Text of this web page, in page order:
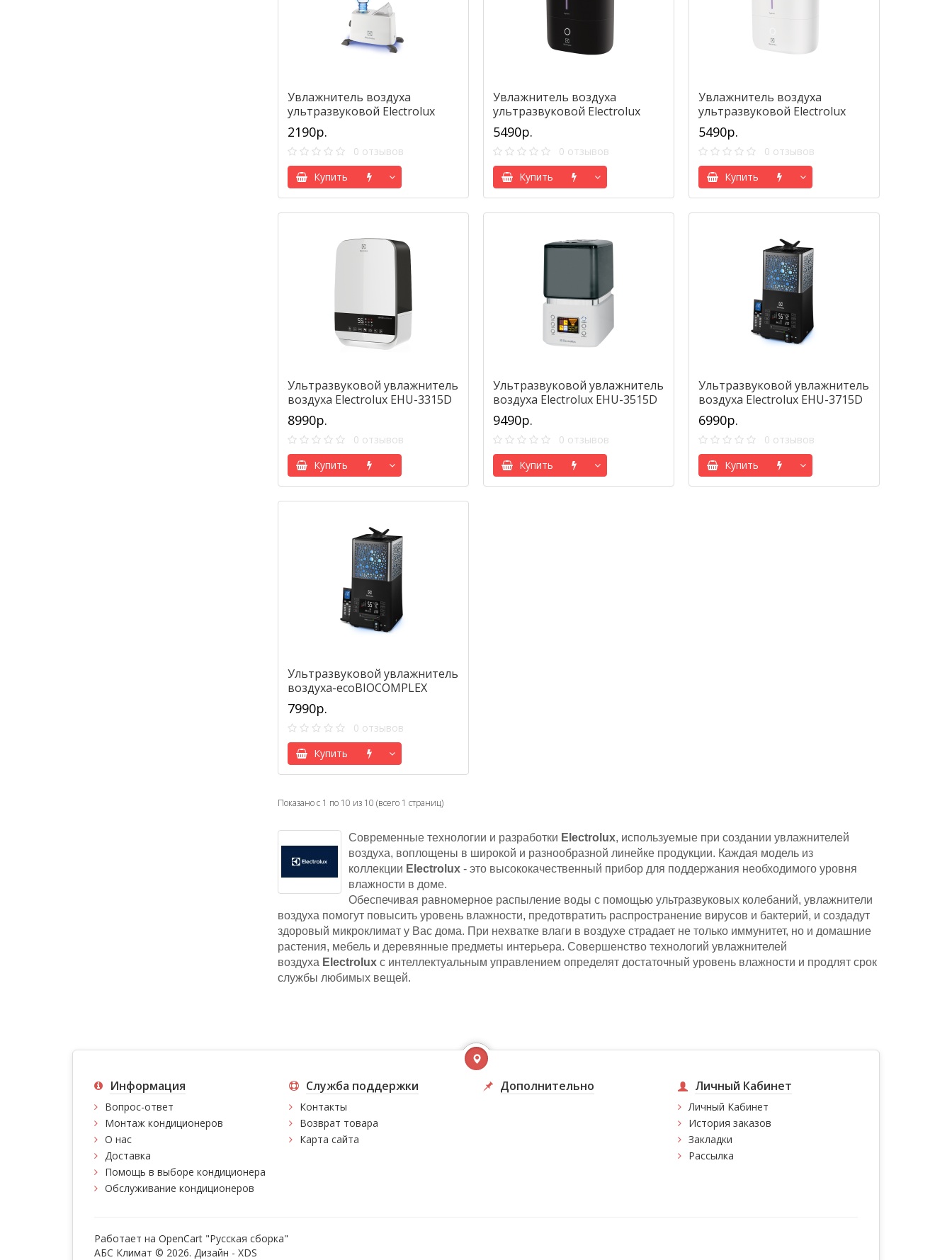
Увлажнитель воздуха
ультразвуковой Electrolux
EHU-4015 Travel
2190р.
0 отзывов
Купить
Увлажнитель воздуха
ультразвуковой Electrolux
EHU-5010D TopLine
5490р.
0 отзывов
Купить
Увлажнитель воздуха
ультразвуковой Electrolux
EHU-5015D TopLine
5490р.
0 отзывов
Купить
Ультразвуковой увлажнитель
воздуха Electrolux EHU-3315D
8990р.
0 отзывов
Купить
Ультразвуковой увлажнитель
воздуха Electrolux EHU-3515D
greywhite
9490р.
0 отзывов
Купить
Ультразвуковой увлажнитель
воздуха Electrolux EHU-3715D
6990р.
0 отзывов
Купить
Ультразвуковой увлажнитель
воздуха-ecoBIOCOMPLEX
Electrolux EHU-3810D
7990р.
0 отзывов
Купить
Показано с 1 по 10 из 10 (всего 1 страниц)
Современные технологии и разработки Electrolux, используемые при создании увлажнителей
воздуха, воплощены в широкой и разнообразной линейке продукции. Каждая модель из
коллекции Electrolux - это высококачественный прибор для поддержания необходимого уровня
влажности в доме.
Обеспечивая равномерное распыление воды с помощью ультразвуковых колебаний, увлажнители
воздуха помогут повысить уровень влажности, предотвратить распространение вирусов и бактерий, и создадут
здоровый микроклимат у Вас дома. При нехватке влаги в воздухе страдает не только иммунитет, но и домашние
растения, мебель и деревянные предметы интерьера. Совершенство технологий увлажнителей
воздуха Electrolux с интеллектуальным управлением определят достаточный уровень влажности и продлят срок
службы любимых вещей.
Информация
Вопрос-ответ
Монтаж кондиционеров
О нас
Доставка
Помощь в выборе кондиционера
Обслуживание кондиционеров
Служба поддержки
Контакты
Возврат товара
Карта сайта
Дополнительно Личный Кабинет
Личный Кабинет
История заказов
Закладки
Рассылка
Работает на OpenCart "Русская сборка"
АБС Климат © 2026. Дизайн - XDS